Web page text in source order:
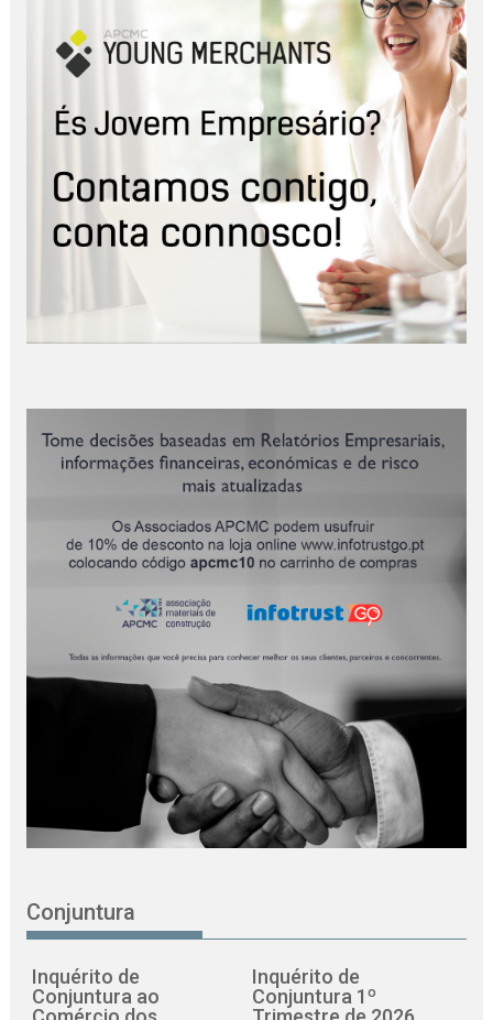
Conjuntura
Inquérito de
Conjuntura ao
Inquérito de
Conjuntura 1º